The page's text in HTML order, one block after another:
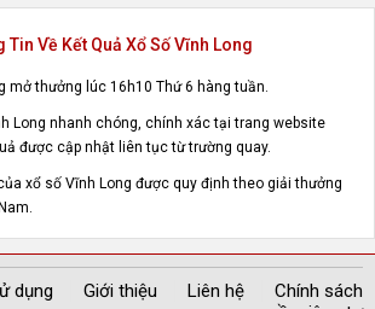
Tin Về Kết Quả Xổ Số Vĩnh Long
mở thưởng lúc 16h10 Thứ 6 hàng tuần.
Long nhanh chóng, chính xác tại trang website
được cập nhật liên tục từ trường quay.
xổ số Vĩnh Long được quy định theo giải thưởng
dụng Giới thiệu Liên hệ
Chính sách